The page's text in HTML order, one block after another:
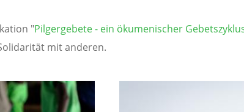
"Pilgergebete - ein ökumenischer
mit anderen.